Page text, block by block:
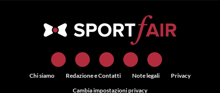
Chi siamo Redazione e Contatti Note legali
Privacy
Cambia impostazioni privacy